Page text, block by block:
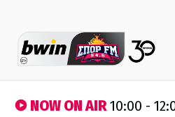
NOW ON AIR10:00 -